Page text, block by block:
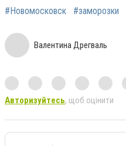
#Новомосковск
#заморозки
Валентина Дрегваль
Авторизуйтесь, щоб оцінити